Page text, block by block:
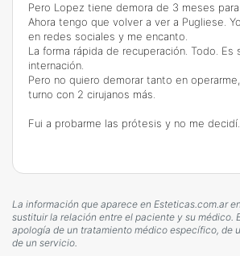
Pero Lopez tiene demora de 3 meses para
Ahora tengo que volver a ver a Pugliese.
en redes sociales y me encanto.
La forma rápida de recuperación. Todo. Es
internación.
Pero no quiero demorar tanto en
turno con 2 cirujanos más.
Fui a probarme las prótesis y no me decidí.
La información que aparece en Esteticas.com.ar
sustituir la relación entre el paciente y su médico.
apología de un tratamiento médico específico, de
de un servicio.